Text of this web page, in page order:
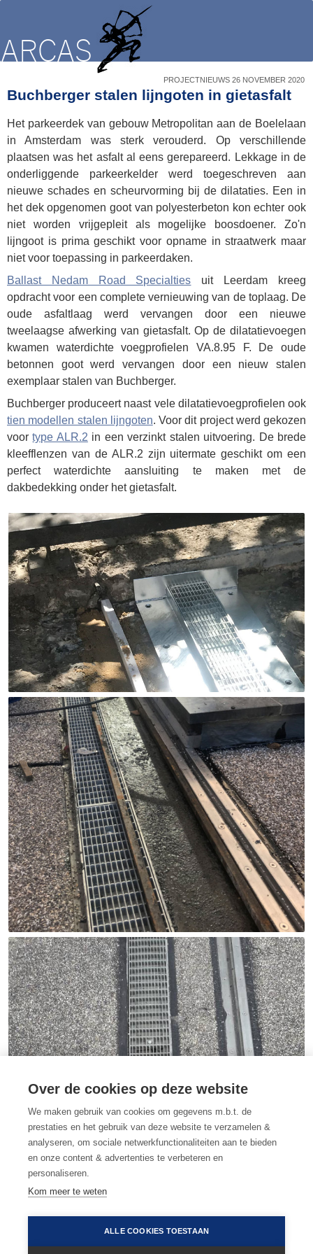
PROJECTNIEUWS 26 NOVEMBER 2020
Buchberger stalen lijngoten in gietasfalt
Het parkeerdek van gebouw Metropolitan aan de Boelelaan
in Amsterdam was sterk verouderd. Op verschillende
plaatsen was het asfalt al eens gerepareerd. Lekkage in de
onderliggende parkeerkelder werd toegeschreven aan
nieuwe schades en scheurvorming bij de dilataties. Een in
het dek opgenomen goot van polyesterbeton kon echter ook
niet worden vrijgepleit als mogelijke boosdoener. Zo'n
lijngoot is prima geschikt voor opname in straatwerk maar
niet voor toepassing in parkeerdaken.
Ballast Nedam Road Specialties uit Leerdam kreeg
opdracht voor een complete vernieuwing van de toplaag. De
oude asfaltlaag werd vervangen door een nieuwe
tweelaagse afwerking van gietasfalt. Op de dilatatievoegen
kwamen waterdichte voegprofielen VA.8.95 F. De oude
betonnen goot werd vervangen door een nieuw stalen
exemplaar stalen van Buchberger.
Buchberger produceert naast vele dilatatievoegprofielen ook
tien modellen stalen lijngoten. Voor dit project werd gekozen
voortype ALR.2 in een verzinkt stalen uitvoering. De brede
kleefflenzen van de ALR.2 zijn uitermate geschikt om een
perfect waterdichte aansluiting te maken met de
dakbedekking onder het gietasfalt.
algemene voorwaarden • gebruiksvoorwaarden
Over de cookies op deze website
We maken gebruik van cookies om gegevens m.b.t. de
prestaties en het gebruik van deze website te verzamelen &
analyseren, om sociale netwerkfunctionaliteiten aan te bieden
en onze content & advertenties te verbeteren en
personaliseren.
Kom meer te weten
ALLE COOKIES TOESTAAN